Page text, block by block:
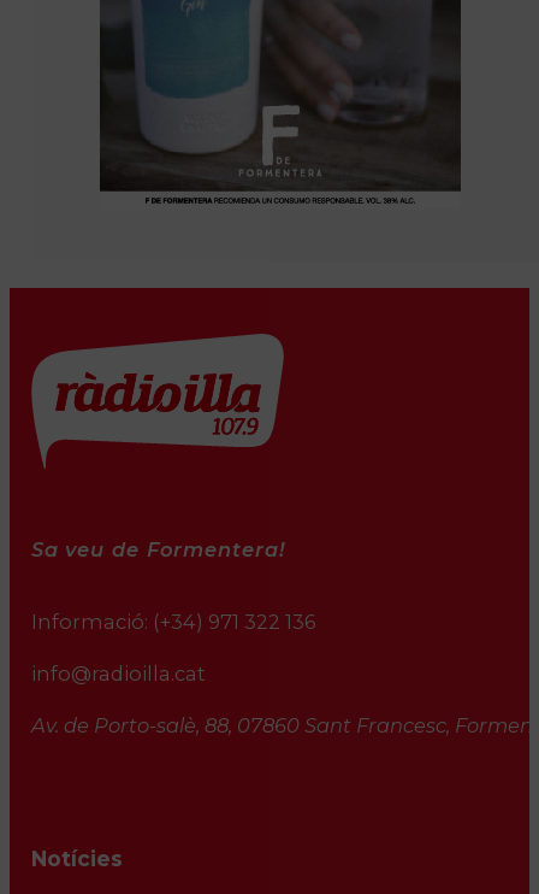
Sa veu de Formentera!
Informació: (+34) 971 322 136
info@radioilla.cat
Av. de Porto-salè, 88, 07860 Sant Francesc,
Notícies